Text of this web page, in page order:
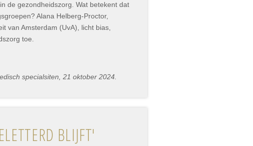
de gezondheidszorg. Wat betekent dat
Alana Helberg-Proctor,
van Amsterdam (UvA), licht bias,
toe.
specialsiten, 21 oktober 2024.
BLIJFT'